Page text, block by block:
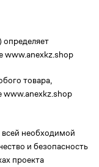
www.anexkz.shop
товара,
www.anexkz.shop
необходимой
и безопасность
проекта